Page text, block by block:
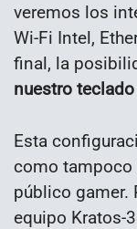
veremos los
Wi-Fi Intel,
final, la
nuestro
Esta
como
público gamer.
equipo Kratos-